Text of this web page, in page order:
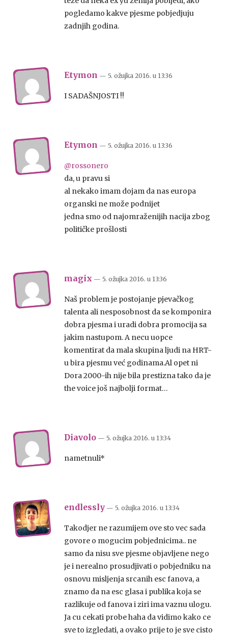
pogledamo kakve pjesme pobjedjuju
zadnjih godina.
Etymon — 5. ožujka 2016. u 13:36
I SADAŠNJOSTI !!
Etymon — 5. ožujka 2016. u 13:36
@rossonero
da, u pravu si
al nekako imam dojam da nas europa
organski ne može podnijet
jedna smo od najomraženijih nacija zbog
političke prošlosti
magix — 5. ožujka 2016. u 13:36
Naš problem je postojanje pjevačkog
talenta ali nesposobnost da se komponira
dobra pjesma i uradi dobra promocija sa
jakim nastupom. A necu uopce
komentirat da mala skupina ljudi na HRT-
u bira pjesmu već godinama.Al opet ni
Dora 2000-ih nije bila prestizna tako da je
the voice još najbolji format…
Diavolo — 5. ožujka 2016. u 13:34
nametnuli*
endlessly — 5. ožujka 2016. u 13:34
Takodjer ne razumijem ove sto vec sada
govore o mogucim pobjednicima.. ne
samo da nisu sve pjesme objavljene nego
je i nerealno prosudjivati o pobjedniku na
osnovu misljenja srcanih esc fanova, a
znamo da na esc glasa i publika koja se
razlikuje od fanova i ziri ima vaznu ulogu.
Ja cu cekati probe haha da vidimo kako ce
sve to izgledati, a ovako prije to je sve cisto